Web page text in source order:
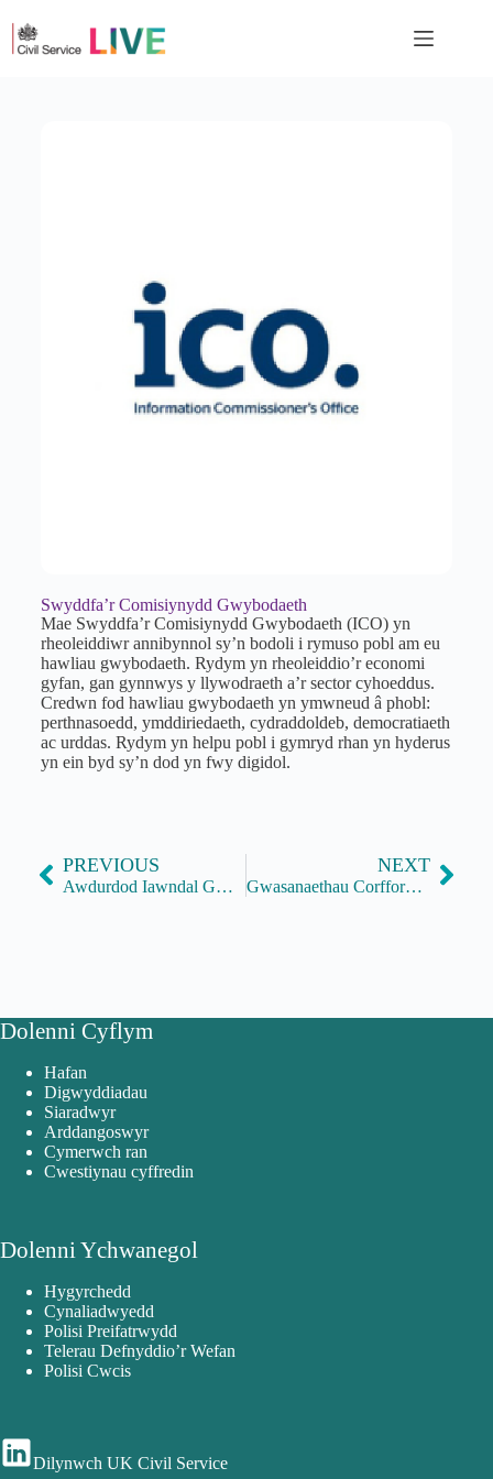
Swyddfa’r Comisiynydd Gwybodaeth
Mae Swyddfa’r Comisiynydd Gwybodaeth (ICO) yn
rheoleiddiwr annibynnol sy’n bodoli i rymuso pobl am eu
hawliau gwybodaeth. Rydym yn rheoleiddio’r economi
gyfan, gan gynnwys y llywodraeth a’r sector cyhoeddus.
Credwn fod hawliau gwybodaeth yn ymwneud â phobl:
perthnasoedd, ymddiriedaeth, cydraddoldeb, democratiaeth
ac urddas. Rydym yn helpu pobl i gymryd rhan yn hyderus
yn ein byd sy’n dod yn fwy digidol.
PREVIOUS
Awdurdod Iawndal Gwaed Heintiedig
NEXT
Gwasanaethau Corfforaethol Integredig
Dolenni Cyflym
Hafan
Digwyddiadau
Siaradwyr
Arddangoswyr
Cymerwch ran
Cwestiynau cyffredin
Dolenni Ychwanegol
Hygyrchedd
Cynaliadwyedd
Polisi Preifatrwydd
Telerau Defnyddio’r Wefan
Polisi Cwcis
Dilynwch UK Civil Service